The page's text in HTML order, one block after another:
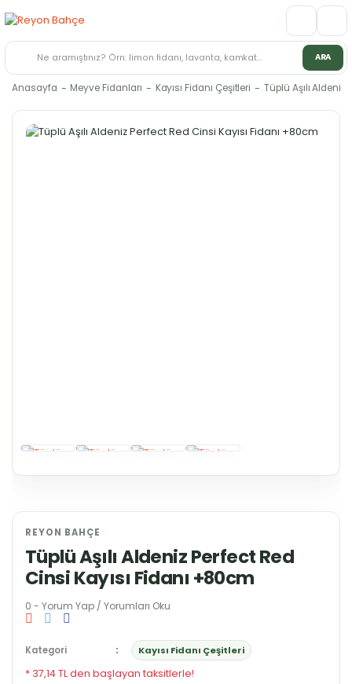
ARA
Anasayfa Meyve Fidanları Kayısı Fidanı Çeşitleri Tüplü Aşılı Aldeniz
REYON BAHÇE
Tüplü Aşılı Aldeniz Perfect Red
Cinsi Kayısı Fidanı +80cm
0 - Yorum Yap / Yorumları Oku
Kategori Kayısı Fidanı Çeşitleri
* 37,14 TL den başlayan taksitlerle!